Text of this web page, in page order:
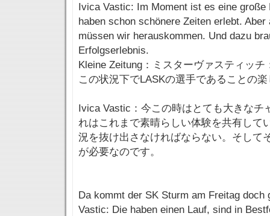
Ivica Vastic: Im Moment ist es eine große
haben schon schönere Zeiten erlebt.
müssen wir herauskommen. Und dazu
Erfolgserlebnis.
Kleine Zeitung：ミスターヴァスティッ
この状況下でLASKの選手であることの
Ivica Vastic：今この時はとても大きなチ
れはこれまで素晴らしい体験を共有して
況を抜け出さなければならない。そして
が必要なのです。
Da kommt der SK Sturm am Freitag doch
Vastic: Die haben einen Lauf, sind in